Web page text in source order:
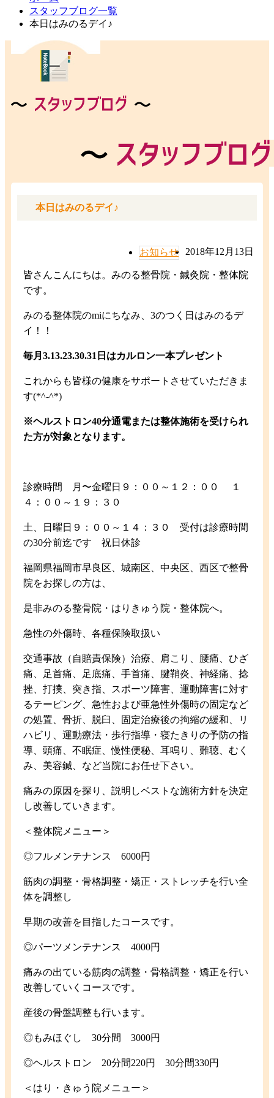
スタッフブログ一覧
本日はみのるデイ♪
本日はみのるデイ♪
2018年12月13日
お知らせ
皆さんこんにちは。みのる整骨院・鍼灸院・整体院
です。
みのる整体院のmiにちなみ、3のつく日はみのるデ
イ！！
毎月3.13.23.30.31日はカルロン一本プレゼント
これからも皆様の健康をサポートさせていただきま
す(*^-^*)
※ヘルストロン40分通電または整体施術を受けられ
た方が対象となります。
診療時間 月〜金曜日９：００～１２：００ １
４：００～１９：３０
土、日曜日９：００～１４：３０ 受付は診療時間
の30分前迄です 祝日休診
福岡県福岡市早良区、城南区、中央区、西区で整骨
院をお探しの方は、
是非みのる整骨院・はりきゅう院・整体院へ。
急性の外傷時、各種保険取扱い
交通事故（自賠責保険）治療、肩こり、腰痛、ひざ
痛、足首痛、足底痛、手首痛、腱鞘炎、神経痛、捻
挫、打撲、突き指、スポーツ障害、運動障害に対す
るテーピング、急性および亜急性外傷時の固定など
の処置、骨折、脱臼、固定治療後の拘縮の緩和、リ
ハビリ、運動療法・歩行指導・寝たきりの予防の指
導、頭痛、不眠症、慢性便秘、耳鳴り、難聴、むく
み、美容鍼、など当院にお任せ下さい。
痛みの原因を探り、説明しベストな施術方針を決定
し改善していきます。
＜整体院メニュー＞
◎フルメンテナンス 6000円
筋肉の調整・骨格調整・矯正・ストレッチを行い全
体を調整し
早期の改善を目指したコースです。
◎パーツメンテナンス 4000円
痛みの出ている筋肉の調整・骨格調整・矯正を行い
改善していくコースです。
産後の骨盤調整も行います。
◎もみほぐし 30分間 3000円
◎ヘルストロン 20分間220円 30分間330円
＜はり・きゅう院メニュー＞